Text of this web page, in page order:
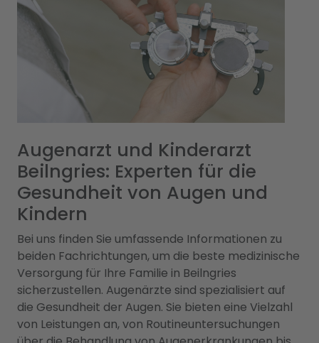
Augenarzt und Kinderarzt
Beilngries: Experten für die
Gesundheit von Augen und
Kindern
Bei uns finden Sie umfassende Informationen zu
beiden Fachrichtungen, um die beste medizinische
Versorgung für Ihre Familie in Beilngries
sicherzustellen. Augenärzte sind spezialisiert auf
die Gesundheit der Augen. Sie bieten eine Vielzahl
von Leistungen an, von Routineuntersuchungen